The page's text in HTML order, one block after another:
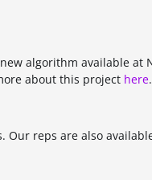
algorithm available at
about this project here.
Our reps are also